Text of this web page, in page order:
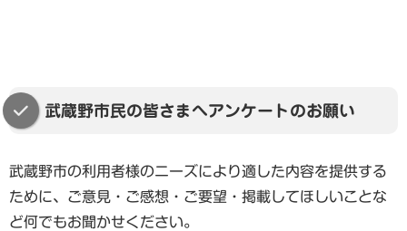
武蔵野市民の皆さまへアンケートのお願い
武蔵野市の利用者様のニーズにより適した内容を提供する
ために、ご意見・ご感想・ご要望・掲載してほしいことな
ど何でもお聞かせください。